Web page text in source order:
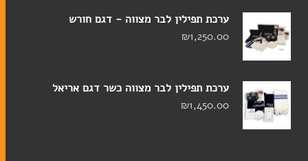
ערכת תפילין לבר מצווה - דגם חורש
₪1,250.00
ערכת תפילין לבר מצווה כשר דגם אריאל
₪1,450.00